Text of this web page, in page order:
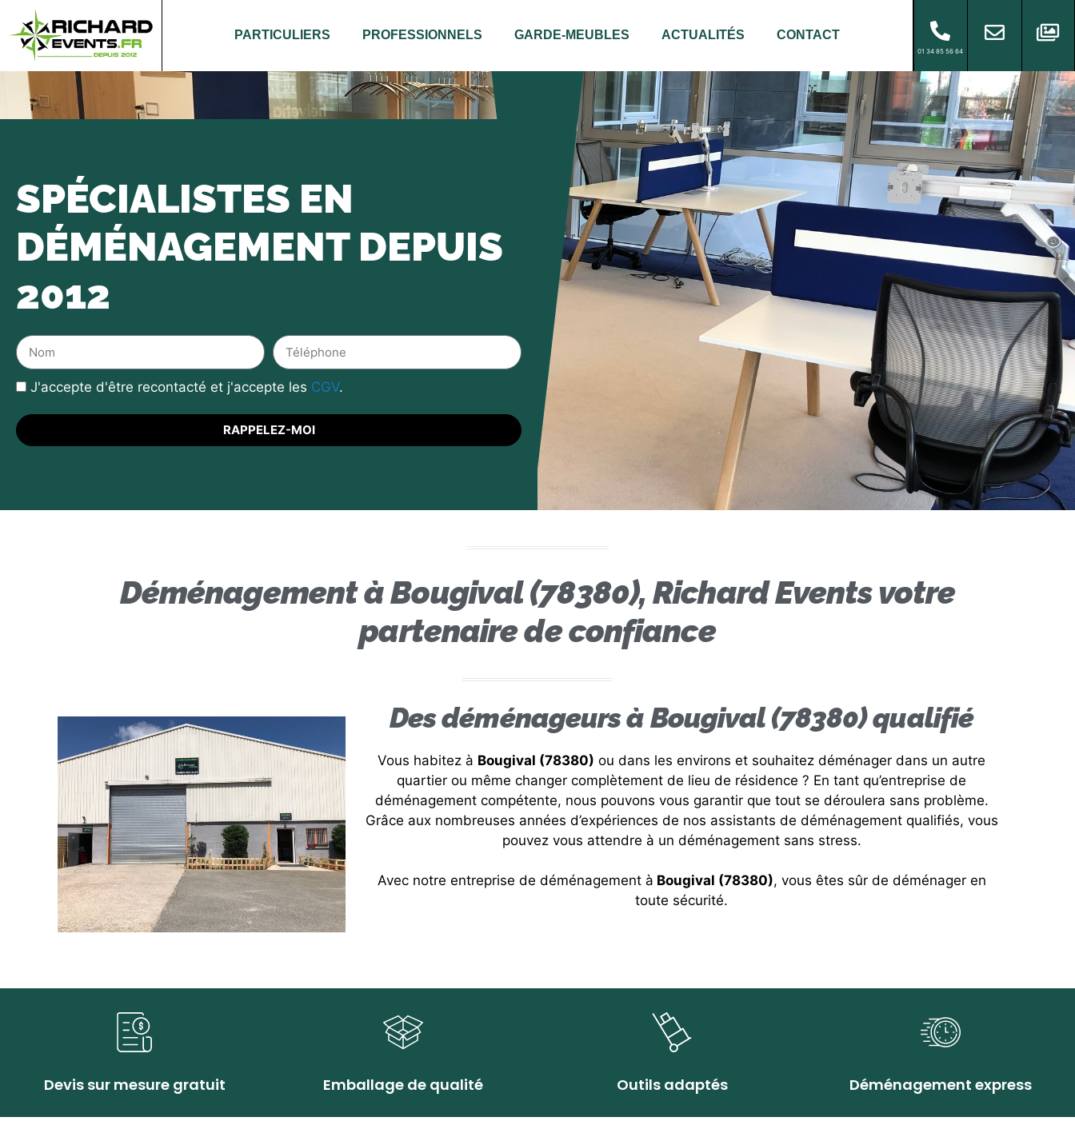
PARTICULIERS PROFESSIONNELS GARDE-MEUBLES ACTUALITÉS CONTACT
01 34 85 56 64
SPÉCIALISTES EN
DÉMÉNAGEMENT DEPUIS
2012
J'accepte d'être recontacté et j'accepte les CGV.
RAPPELEZ-MOI
Déménagement à Bougival (78380), Richard Events votre
partenaire de confiance
Des déménageurs à Bougival (78380) qualifié
Vous habitez à Bougival (78380) ou dans les environs et souhaitez déménager dans un autre
quartier ou même changer complètement de lieu de résidence ? En tant qu’entreprise de
déménagement compétente, nous pouvons vous garantir que tout se déroulera sans problème.
Grâce aux nombreuses années d’expériences de nos assistants de déménagement qualifiés, vous
pouvez vous attendre à un déménagement sans stress.
Avec notre entreprise de déménagement à Bougival (78380), vous êtes sûr de déménager en
toute sécurité.
Devis sur mesure gratuit Emballage de qualité Outils adaptés Déménagement express